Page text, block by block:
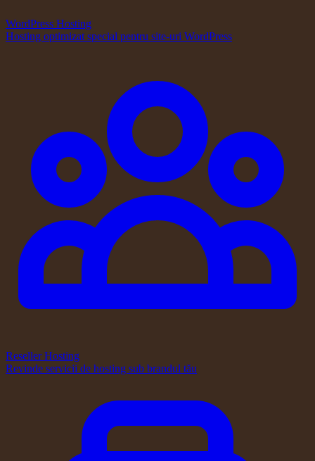
WordPress Hosting
Hosting optimizat special pentru site-uri WordPress
Reseller Hosting
Revinde servicii de hosting sub brandul tău